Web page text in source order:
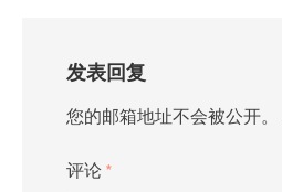
发表回复
您的邮箱地址不会被公开。
评论 *